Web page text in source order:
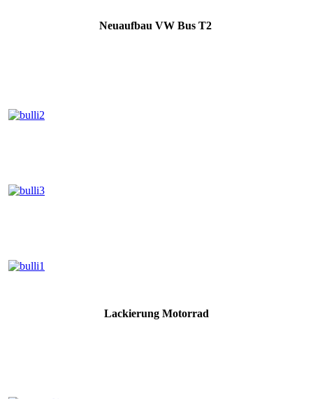
Neuaufbau VW Bus T2
Lackierung Motorrad